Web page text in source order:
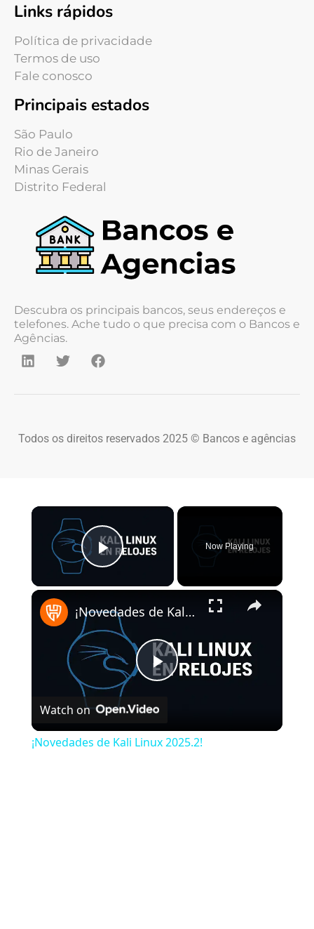
Links rápidos
Política de privacidade
Termos de uso
Fale conosco
Principais estados
São Paulo
Rio de Janeiro
Minas Gerais
Distrito Federal
Descubra os principais bancos, seus endereços e
telefones. Ache tudo o que precisa com o Bancos e
Agências.
Todos os direitos reservados 2025 © Bancos e agências
×
Play Video
Now Playing
×
Play Video
¡Novedades de Kali Linux 2025.2!
Watch on
¡Novedades de Kali Linux 2025.2!